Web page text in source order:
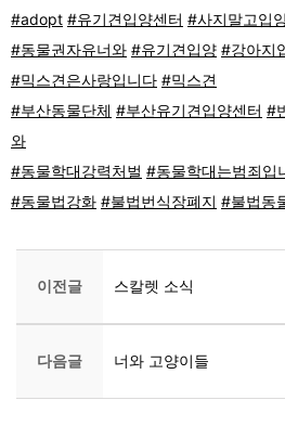
#adopt #유기견입양센터 #사지말고입
#동물권자유너와 #유기견입양 #강아지
#믹스견은사랑입니다 #믹스견
#부산동물단체 #부산유기견입양센터 #
와
#동물학대강력처벌 #동물학대는범죄입
#동물법강화 #불법번식장폐지 #불법동
이전글 스칼렛 소식
다음글 너와 고양이들